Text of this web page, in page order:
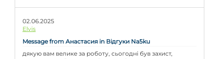
02.06.2025
Elvis
Message from Анастасия in Відгуки Na5ku
дякую вам велике за роботу, сьогодні був захист,